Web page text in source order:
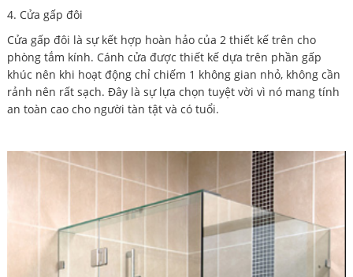
4. Cửa gấp đôi
Cửa gấp đôi là sự kết hợp hoàn hảo của 2 thiết kế trên cho
phòng tắm kính. Cánh cửa được thiết kế dựa trên phần gấp
khúc nên khi hoạt động chỉ chiếm 1 không gian nhỏ, không cần
rảnh nên rất sạch. Đây là sự lựa chọn tuyệt vời vì nó mang tính
an toàn cao cho người tàn tật và có tuổi.